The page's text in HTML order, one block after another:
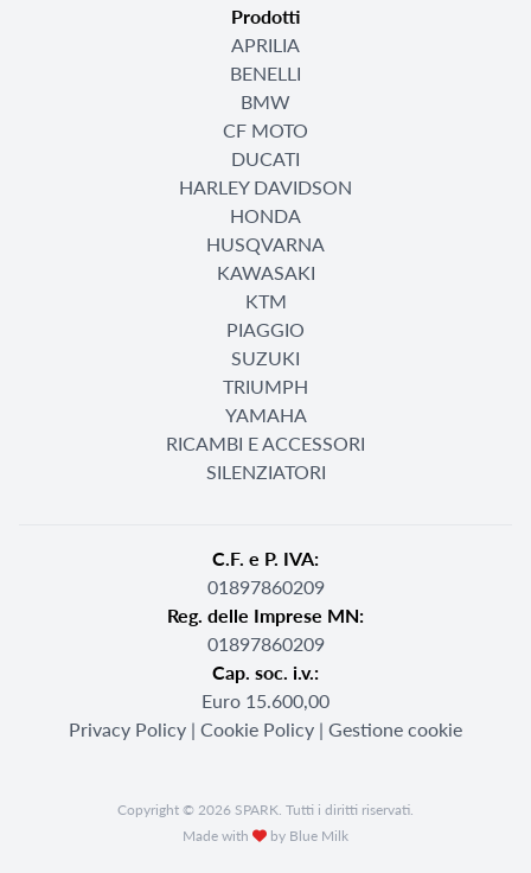
Prodotti
APRILIA
BENELLI
BMW
CF MOTO
DUCATI
HARLEY DAVIDSON
HONDA
HUSQVARNA
KAWASAKI
KTM
PIAGGIO
SUZUKI
TRIUMPH
YAMAHA
RICAMBI E ACCESSORI
SILENZIATORI
C.F. e P. IVA:
01897860209
Reg. delle Imprese MN:
01897860209
Cap. soc. i.v.:
Euro 15.600,00
Privacy Policy | Cookie Policy | Gestione cookie
Copyright © 2026 SPARK. Tutti i diritti riservati.
Made with
by Blue Milk